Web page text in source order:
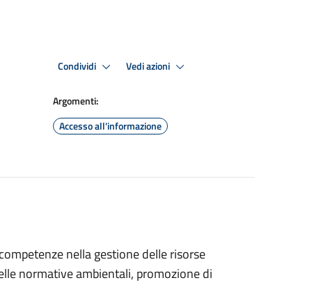
Condividi Vedi azioni
Argomenti:
Accesso all'informazione
nella gestione delle risorse
normative ambientali, promozione di